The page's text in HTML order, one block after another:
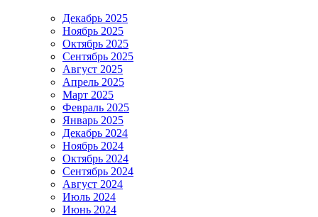
Декабрь 2025
Ноябрь 2025
Октябрь 2025
Сентябрь 2025
Август 2025
Апрель 2025
Март 2025
Февраль 2025
Январь 2025
Декабрь 2024
Ноябрь 2024
Октябрь 2024
Сентябрь 2024
Август 2024
Июль 2024
Июнь 2024